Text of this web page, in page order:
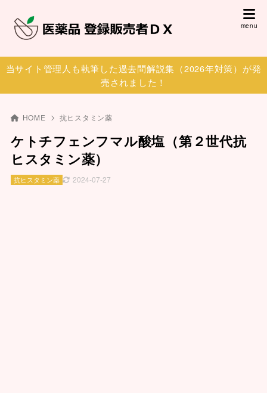
当サイト管理人も執筆した過去問解説集（2026年対策）が発
売されました！
HOME 抗ヒスタミン薬
ケトチフェンフマル酸塩（第２世代抗
ヒスタミン薬）
2024-07-27
抗ヒスタミン薬